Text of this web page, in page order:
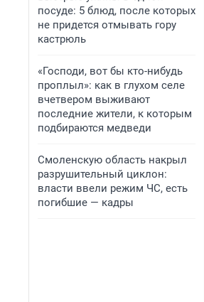
посуде: 5 блюд, после которых
не придется отмывать гору
кастрюль
«Господи, вот бы кто-нибудь
проплыл»: как в глухом селе
вчетвером выживают
последние жители, к которым
подбираются медведи
Смоленскую область накрыл
разрушительный циклон:
власти ввели режим ЧС, есть
погибшие — кадры